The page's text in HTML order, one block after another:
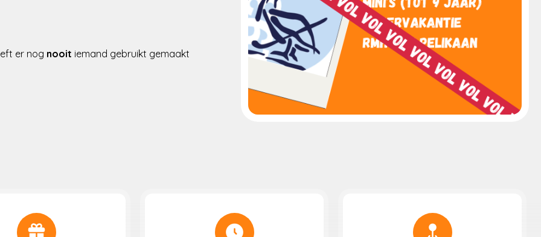
er nog nooit iemand gebruikt gemaakt